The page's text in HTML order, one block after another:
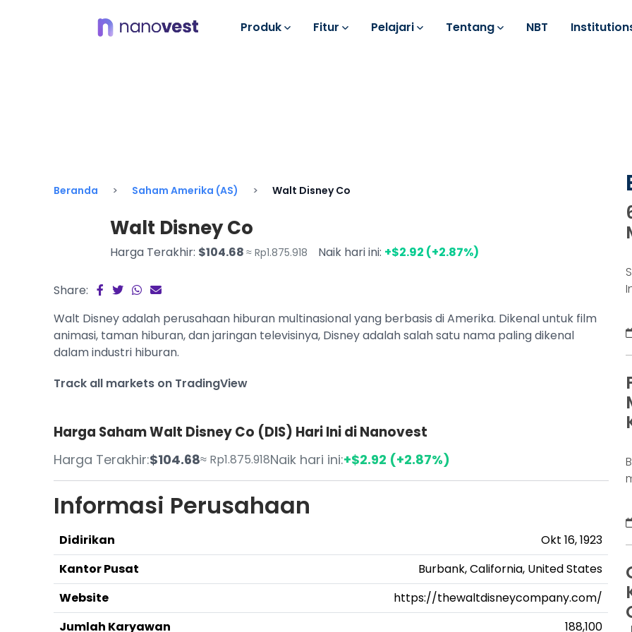
Produk Fitur Pelajari Tentang NBT
Beranda Saham Amerika (AS) Walt Disney Co
Walt Disney Co
Harga Terakhir: $104.68 ≈ Rp1.875.918 Naik hari ini: +$2.92 (+2.87%)
Share:
Walt Disney adalah perusahaan hiburan multinasional yang berbasis di Amerika. Dikenal untuk film
animasi, taman hiburan, dan jaringan televisinya, Disney adalah salah satu nama paling dikenal
dalam industri hiburan.
Track all markets on TradingView
Harga Saham Walt Disney Co (DIS) Hari Ini di Nanovest
Harga Terakhir:$104.68≈ Rp1.875.918Naik hari ini:+$2.92 (+2.87%)
Informasi Perusahaan
Didirikan
Okt 16, 1923
Kantor Pusat
Burbank, California, United States
Website
https://thewaltdisneycompany.com/
Jumlah Karyawan
188,100